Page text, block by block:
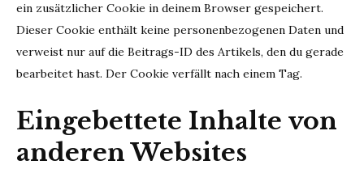
ein zusätzlicher Cookie in deinem Browser gespeichert.
Dieser Cookie enthält keine personenbezogenen Daten und
verweist nur auf die Beitrags-ID des Artikels, den du gerade
bearbeitet hast. Der Cookie verfällt nach einem Tag.
Eingebettete Inhalte von
anderen Websites